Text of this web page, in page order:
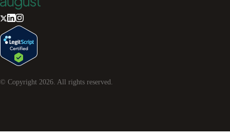
© Copyright 2026 . All rights reserved.